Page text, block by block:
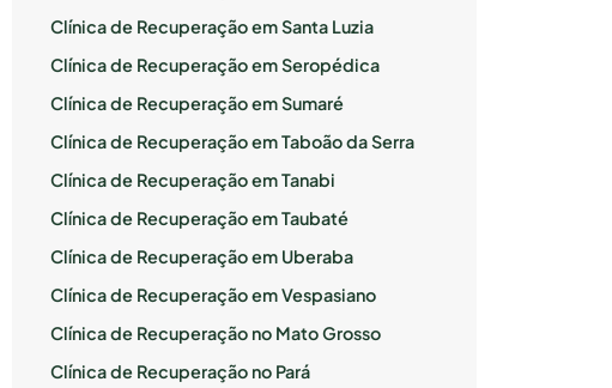
Clínica de Recuperação em Santa Luzia
Clínica de Recuperação em Seropédica
Clínica de Recuperação em Sumaré
Clínica de Recuperação em Taboão da Serra
Clínica de Recuperação em Tanabi
Clínica de Recuperação em Taubaté
Clínica de Recuperação em Uberaba
Clínica de Recuperação em Vespasiano
Clínica de Recuperação no Mato Grosso
Clínica de Recuperação no Pará